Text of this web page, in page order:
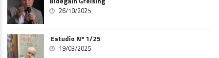
26/10/2025
Estudio Nº 1/25
19/03/2025